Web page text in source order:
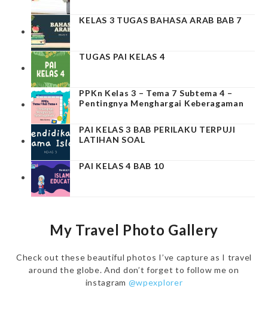
KELAS 3 TUGAS BAHASA ARAB BAB 7
TUGAS PAI KELAS 4
PPKn Kelas 3 – Tema 7 Subtema 4 –
Pentingnya Menghargai Keberagaman
PAI KELAS 3 BAB PERILAKU TERPUJI
LATIHAN SOAL
PAI KELAS 4 BAB 10
My Travel Photo Gallery
Check out these beautiful photos I’ve capture as I travel
around the globe. And don’t forget to follow me on
instagram @wpexplorer